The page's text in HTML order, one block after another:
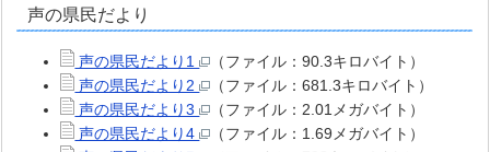
声の県民だより
声の県民だより1
（ファイル：90.3キロバイト）
声の県民だより2
（ファイル：681.3キロバイト）
声の県民だより3
（ファイル：2.01メガバイト）
声の県民だより4
（ファイル：1.69メガバイト）